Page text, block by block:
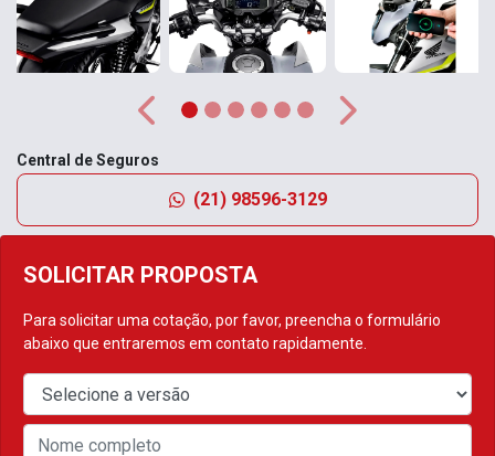
SOLICITAR PROPOSTA
Para solicitar uma cotação, por favor, preencha o formulário
abaixo que entraremos em contato rapidamente.
Anterior Próximo
Central de Seguros
(21) 98596-3129